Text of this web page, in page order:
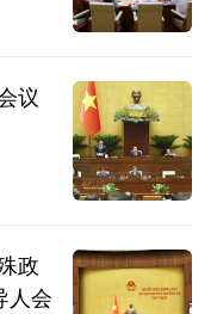
议
政
人会